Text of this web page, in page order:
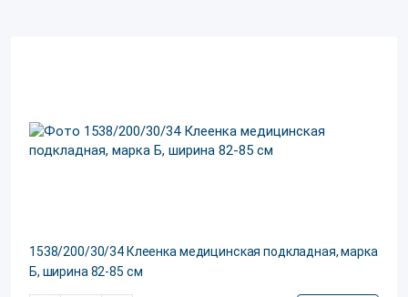
1538/200/30/34 Клеенка медицинская подкладная, марка
Б, ширина 82-85 см